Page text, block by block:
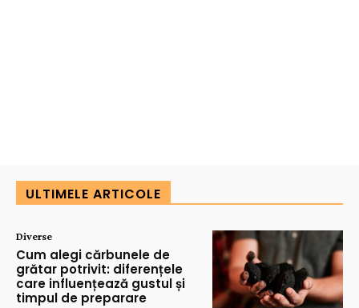
ULTIMELE ARTICOLE
Diverse
Cum alegi cărbunele de
grătar potrivit: diferențele
care influențează gustul și
timpul de preparare